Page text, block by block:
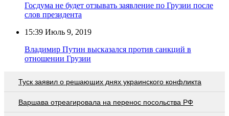
Госдума не будет отзывать заявление по Грузии после
слов президента
15:39 Июль 9, 2019
Владимир Путин высказался против санкций в
отношении Грузии
Туск заявил о решающих днях украинского конфликта
Варшава отреагировала на перенос посольства РФ